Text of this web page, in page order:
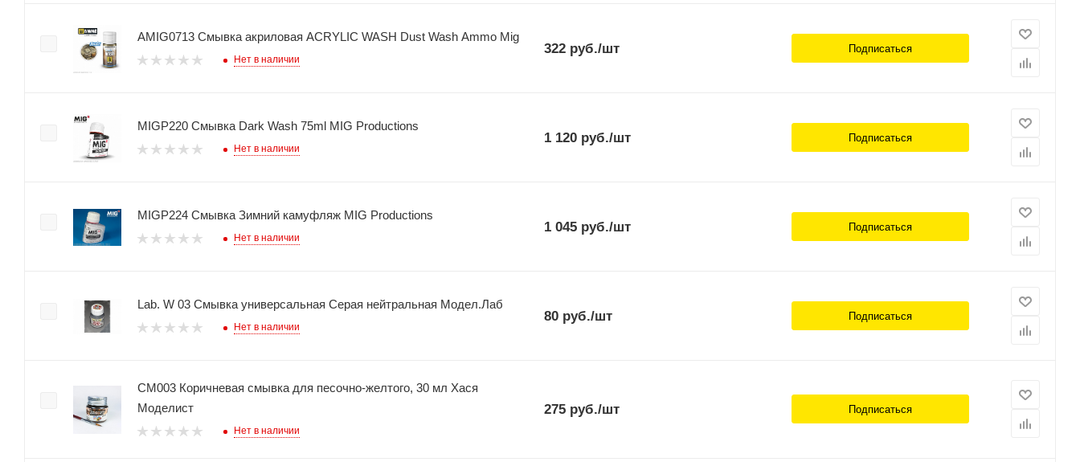
AMIG0713 Смывка акриловая ACRYLIC WASH Dust Wash Ammo Mig
Нет в наличии
322руб./шт Подписаться
MIGP220 Смывка Dark Wash 75ml MIG Productions
Нет в наличии
1 120руб./шт Подписаться
MIGP224 Смывка Зимний камуфляж MIG Productions
Нет в наличии
1 045руб./шт Подписаться
Lab. W 03 Смывка универсальная Серая нейтральная Модел.Лаб
Нет в наличии
80руб./шт Подписаться
СМ003 Коричневая смывка для песочно-желтого, 30 мл Хася
Моделист
Нет в наличии
275руб./шт Подписаться